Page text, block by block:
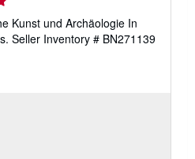
Kunst und Archäologie In
Seller Inventory # BN271139